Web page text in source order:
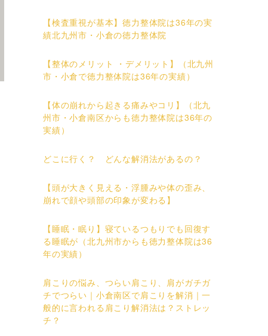
【検査重視が基本】徳力整体院は36年の実
績北九州市・小倉の徳力整体院
【整体のメリット ・デメリット】（北九州
市・小倉で徳力整体院は36年の実績）
【体の崩れから起きる痛みやコリ】（北九
州市・小倉南区からも徳力整体院は36年の
実績）
どこに行く？ どんな解消法があるの？
【頭が大きく見える・浮腫みや体の歪み、
崩れで顔や頭部の印象が変わる】
【睡眠・眠り】寝ているつもりでも回復す
る睡眠が（北九州市からも徳力整体院は36
年の実績）
肩こりの悩み、つらい肩こり、肩がガチガ
チでつらい｜小倉南区で肩こりを解消｜一
般的に言われる肩こり解消法は？ストレッ
チ？